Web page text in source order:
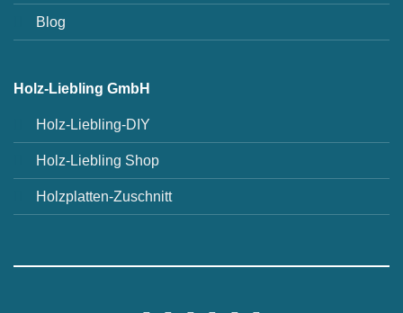
Blog
Holz-Liebling GmbH
Holz-Liebling-DIY
Holz-Liebling Shop
Holzplatten-Zuschnitt